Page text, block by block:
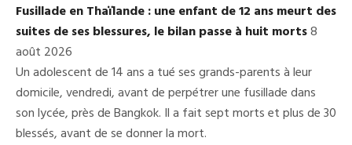
Fusillade en Thaïlande : une enfant de 12 ans meurt des
suites de ses blessures, le bilan passe à huit morts8
août 2026
Un adolescent de 14 ans a tué ses grands-parents à leur
domicile, vendredi, avant de perpétrer une fusillade dans
son lycée, près de Bangkok. Il a fait sept morts et plus de 30
blessés, avant de se donner la mort.